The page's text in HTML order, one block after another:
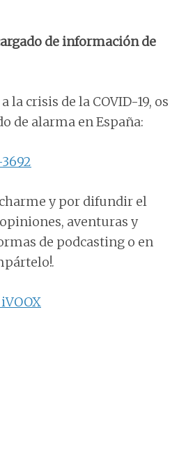
de información de
la crisis de la COVID-19, os
de alarma en España:
y por difundir el
aventuras y
de podcasting o en